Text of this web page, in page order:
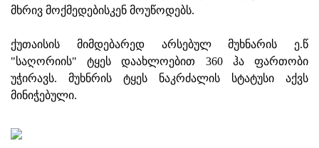
მხრივ მოქმედებისკენ მოუწოდებს.
ქუთაისის მიმდებარედ არსებულ მუხნარის ე.წ
"საღორიის" ტყეს დაახლოებით 360 ჰა ფართობი
უჭირავს. მუხნრის ტყეს ნაკრძალის სტატუსი აქვს
მინიჭებული.